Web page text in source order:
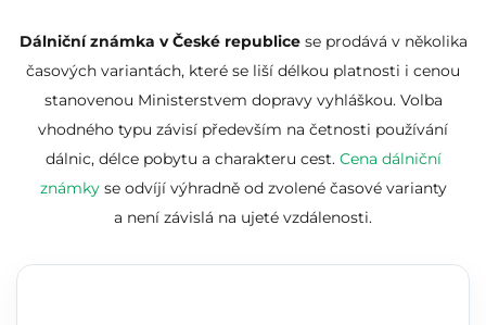
Dálniční známka v České republicese prodává v několika
časových variantách, které se liší délkou platnosti i cenou
stanovenou Ministerstvem dopravy vyhláškou. Volba
vhodného typu závisí především na četnosti používání
dálnic, délce pobytu a charakteru cest. Cena dálniční
známkyse odvíjí výhradně od zvolené časové varianty
a není závislá na ujeté vzdálenosti.